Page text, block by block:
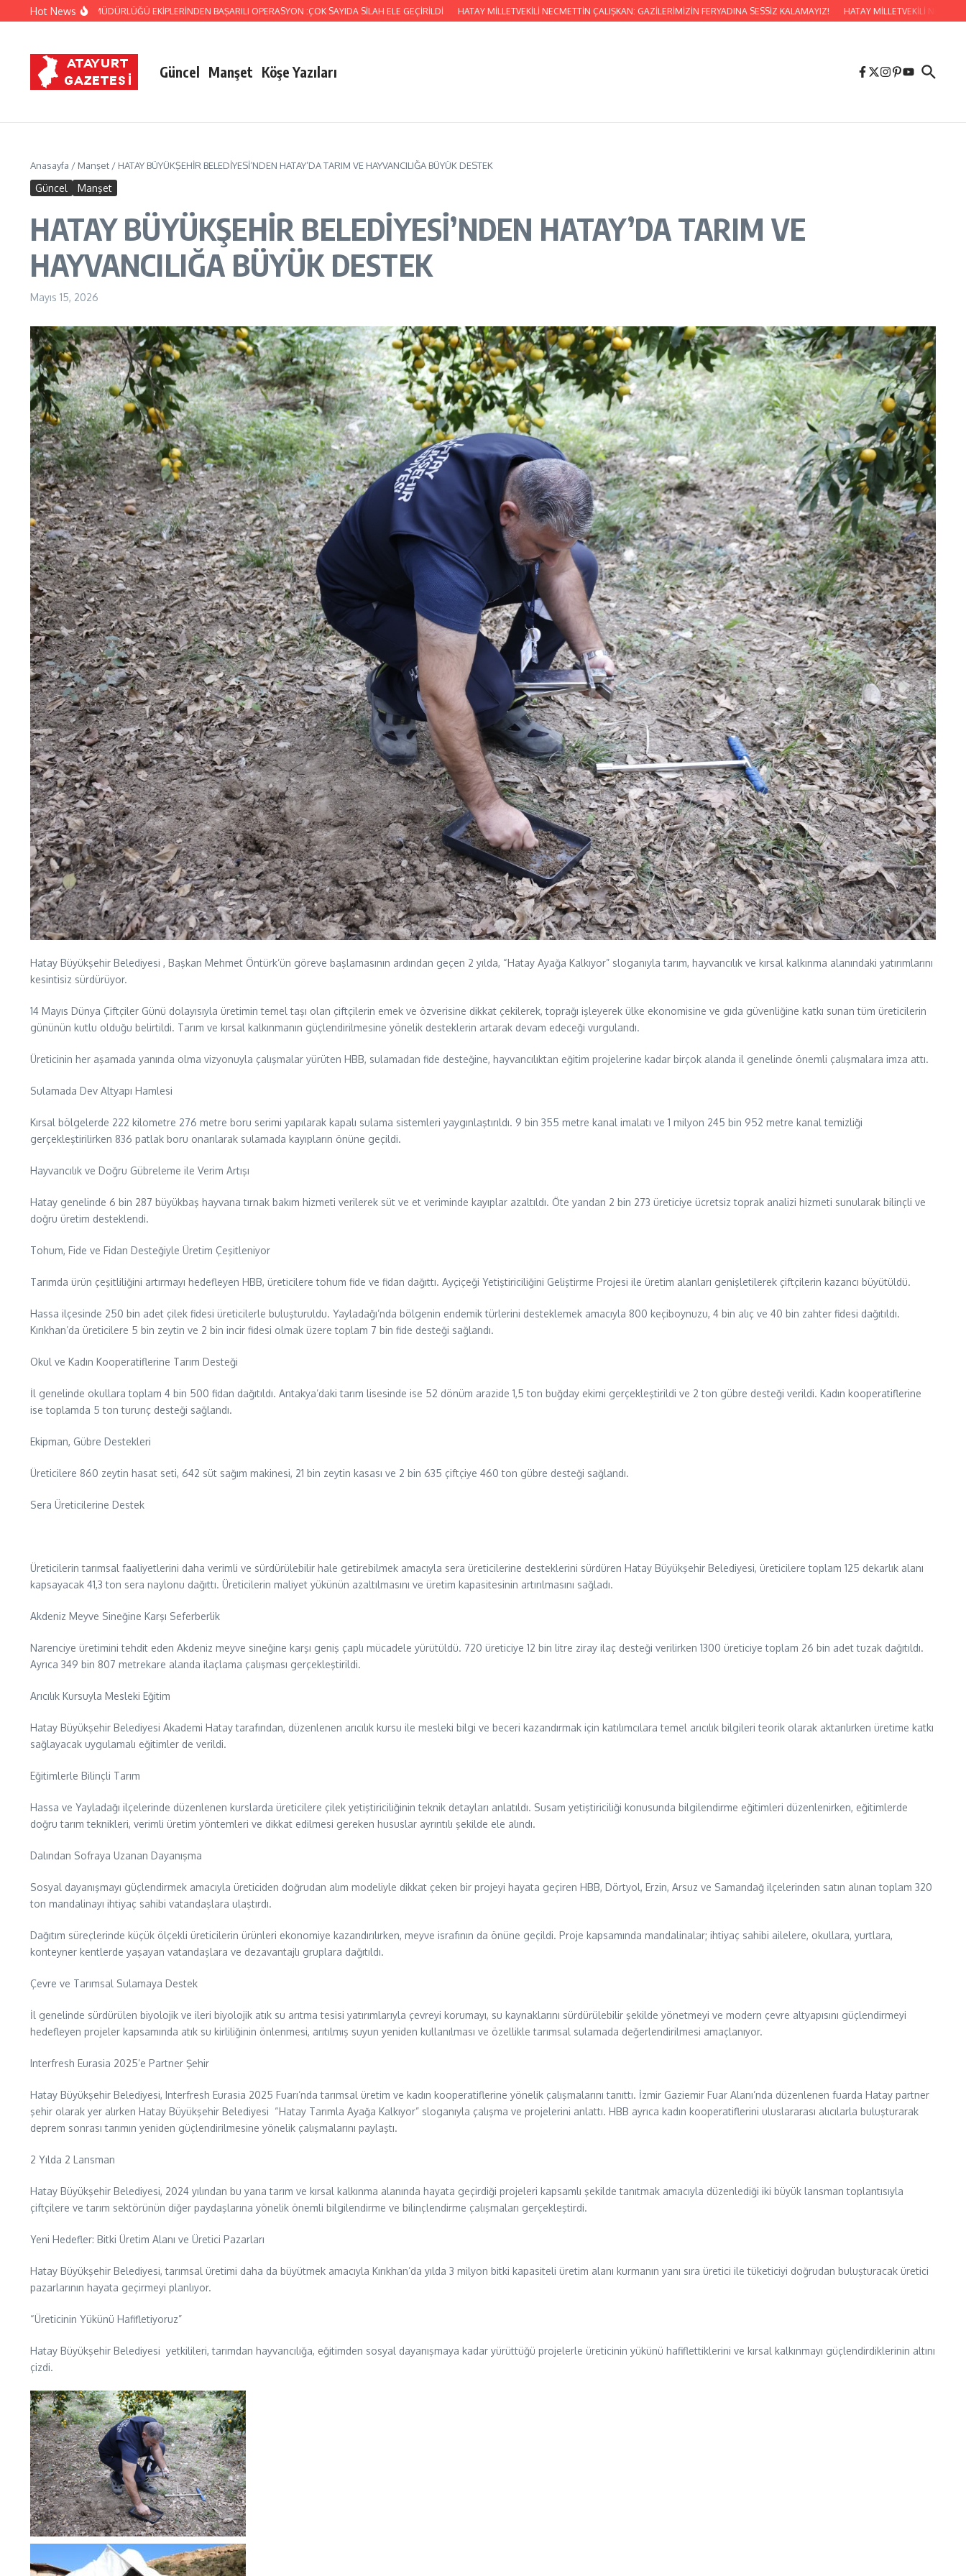
İçeriğe atlaHot News
GÜMRÜK MÜDÜRLÜĞÜ EKİPLERİNDEN BAŞARILI OPERASYON :ÇOK SAYIDA SİLAH ELE GEÇİRİLDİ HATAY MİLLETVEKİLİ NECMETTİN ÇALIŞKAN: GAZİLERİMİZİN FERYADINA SESSİZ KALAMAYIZ! HATAY MİLLETVEKİLİ NERMİN
Güncel Manşet Köşe Yazıları
Anasayfa / Manşet / HATAY BÜYÜKŞEHİR BELEDİYESİ’NDEN HATAY’DA TARIM VE HAYVANCILIĞA BÜYÜK DESTEK
Güncel Manşet
HATAY BÜYÜKŞEHİR BELEDİYESİ’NDEN HATAY’DA TARIM VE
HAYVANCILIĞA BÜYÜK DESTEK
Mayıs 15, 2026
Hatay Büyükşehir Belediyesi , Başkan Mehmet Öntürk’ün göreve başlamasının ardından geçen 2 yılda, “Hatay Ayağa Kalkıyor” sloganıyla tarım, hayvancılık ve kırsal kalkınma alanındaki yatırımlarını
kesintisiz sürdürüyor.
14 Mayıs Dünya Çiftçiler Günü dolayısıyla üretimin temel taşı olan çiftçilerin emek ve özverisine dikkat çekilerek, toprağı işleyerek ülke ekonomisine ve gıda güvenliğine katkı sunan tüm üreticilerin
gününün kutlu olduğu belirtildi. Tarım ve kırsal kalkınmanın güçlendirilmesine yönelik desteklerin artarak devam edeceği vurgulandı.
Üreticinin her aşamada yanında olma vizyonuyla çalışmalar yürüten HBB, sulamadan fide desteğine, hayvancılıktan eğitim projelerine kadar birçok alanda il genelinde önemli çalışmalara imza attı.
Sulamada Dev Altyapı Hamlesi
Kırsal bölgelerde 222 kilometre 276 metre boru serimi yapılarak kapalı sulama sistemleri yaygınlaştırıldı. 9 bin 355 metre kanal imalatı ve 1 milyon 245 bin 952 metre kanal temizliği
gerçekleştirilirken 836 patlak boru onarılarak sulamada kayıpların önüne geçildi.
Hayvancılık ve Doğru Gübreleme ile Verim Artışı
Hatay genelinde 6 bin 287 büyükbaş hayvana tırnak bakım hizmeti verilerek süt ve et veriminde kayıplar azaltıldı. Öte yandan 2 bin 273 üreticiye ücretsiz toprak analizi hizmeti sunularak bilinçli ve
doğru üretim desteklendi.
Tohum, Fide ve Fidan Desteğiyle Üretim Çeşitleniyor
Tarımda ürün çeşitliliğini artırmayı hedefleyen HBB, üreticilere tohum fide ve fidan dağıttı. Ayçiçeği Yetiştiriciliğini Geliştirme Projesi ile üretim alanları genişletilerek çiftçilerin kazancı büyütüldü.
Hassa ilçesinde 250 bin adet çilek fidesi üreticilerle buluşturuldu. Yayladağı’nda bölgenin endemik türlerini desteklemek amacıyla 800 keçiboynuzu, 4 bin alıç ve 40 bin zahter fidesi dağıtıldı.
Kırıkhan’da üreticilere 5 bin zeytin ve 2 bin incir fidesi olmak üzere toplam 7 bin fide desteği sağlandı.
Okul ve Kadın Kooperatiflerine Tarım Desteği
İl genelinde okullara toplam 4 bin 500 fidan dağıtıldı. Antakya’daki tarım lisesinde ise 52 dönüm arazide 1,5 ton buğday ekimi gerçekleştirildi ve 2 ton gübre desteği verildi. Kadın kooperatiflerine
ise toplamda 5 ton turunç desteği sağlandı.
Ekipman, Gübre Destekleri
Üreticilere 860 zeytin hasat seti, 642 süt sağım makinesi, 21 bin zeytin kasası ve 2 bin 635 çiftçiye 460 ton gübre desteği sağlandı.
Sera Üreticilerine Destek
Üreticilerin tarımsal faaliyetlerini daha verimli ve sürdürülebilir hale getirebilmek amacıyla sera üreticilerine desteklerini sürdüren Hatay Büyükşehir Belediyesi, üreticilere toplam 125 dekarlık alanı
kapsayacak 41,3 ton sera naylonu dağıttı. Üreticilerin maliyet yükünün azaltılmasını ve üretim kapasitesinin artırılmasını sağladı.
Akdeniz Meyve Sineğine Karşı Seferberlik
Narenciye üretimini tehdit eden Akdeniz meyve sineğine karşı geniş çaplı mücadele yürütüldü. 720 üreticiye 12 bin litre ziray ilaç desteği verilirken 1300 üreticiye toplam 26 bin adet tuzak dağıtıldı.
Ayrıca 349 bin 807 metrekare alanda ilaçlama çalışması gerçekleştirildi.
Arıcılık Kursuyla Mesleki Eğitim
Hatay Büyükşehir Belediyesi Akademi Hatay tarafından, düzenlenen arıcılık kursu ile mesleki bilgi ve beceri kazandırmak için katılımcılara temel arıcılık bilgileri teorik olarak aktarılırken üretime katkı
sağlayacak uygulamalı eğitimler de verildi.
Eğitimlerle Bilinçli Tarım
Hassa ve Yayladağı ilçelerinde düzenlenen kurslarda üreticilere çilek yetiştiriciliğinin teknik detayları anlatıldı. Susam yetiştiriciliği konusunda bilgilendirme eğitimleri düzenlenirken, eğitimlerde
doğru tarım teknikleri, verimli üretim yöntemleri ve dikkat edilmesi gereken hususlar ayrıntılı şekilde ele alındı.
Dalından Sofraya Uzanan Dayanışma
Sosyal dayanışmayı güçlendirmek amacıyla üreticiden doğrudan alım modeliyle dikkat çeken bir projeyi hayata geçiren HBB, Dörtyol, Erzin, Arsuz ve Samandağ ilçelerinden satın alınan toplam 320
ton mandalinayı ihtiyaç sahibi vatandaşlara ulaştırdı.
Dağıtım süreçlerinde küçük ölçekli üreticilerin ürünleri ekonomiye kazandırılırken, meyve israfının da önüne geçildi. Proje kapsamında mandalinalar; ihtiyaç sahibi ailelere, okullara, yurtlara,
konteyner kentlerde yaşayan vatandaşlara ve dezavantajlı gruplara dağıtıldı.
Çevre ve Tarımsal Sulamaya Destek
İl genelinde sürdürülen biyolojik ve ileri biyolojik atık su arıtma tesisi yatırımlarıyla çevreyi korumayı, su kaynaklarını sürdürülebilir şekilde yönetmeyi ve modern çevre altyapısını güçlendirmeyi
hedefleyen projeler kapsamında atık su kirliliğinin önlenmesi, arıtılmış suyun yeniden kullanılması ve özellikle tarımsal sulamada değerlendirilmesi amaçlanıyor.
Interfresh Eurasia 2025’e Partner Şehir
Hatay Büyükşehir Belediyesi, Interfresh Eurasia 2025 Fuarı’nda tarımsal üretim ve kadın kooperatiflerine yönelik çalışmalarını tanıttı. İzmir Gaziemir Fuar Alanı’nda düzenlenen fuarda Hatay partner
şehir olarak yer alırken Hatay Büyükşehir Belediyesi “Hatay Tarımla Ayağa Kalkıyor” sloganıyla çalışma ve projelerini anlattı. HBB ayrıca kadın kooperatiflerini uluslararası alıcılarla buluşturarak
deprem sonrası tarımın yeniden güçlendirilmesine yönelik çalışmalarını paylaştı.
2 Yılda 2 Lansman
Hatay Büyükşehir Belediyesi, 2024 yılından bu yana tarım ve kırsal kalkınma alanında hayata geçirdiği projeleri kapsamlı şekilde tanıtmak amacıyla düzenlediği iki büyük lansman toplantısıyla
çiftçilere ve tarım sektörünün diğer paydaşlarına yönelik önemli bilgilendirme ve bilinçlendirme çalışmaları gerçekleştirdi.
Yeni Hedefler: Bitki Üretim Alanı ve Üretici Pazarları
Hatay Büyükşehir Belediyesi, tarımsal üretimi daha da büyütmek amacıyla Kırıkhan’da yılda 3 milyon bitki kapasiteli üretim alanı kurmanın yanı sıra üretici ile tüketiciyi doğrudan buluşturacak üretici
pazarlarının hayata geçirmeyi planlıyor.
“Üreticinin Yükünü Hafifletiyoruz”
Hatay Büyükşehir Belediyesi yetkilileri, tarımdan hayvancılığa, eğitimden sosyal dayanışmaya kadar yürüttüğü projelerle üreticinin yükünü hafiflettiklerini ve kırsal kalkınmayı güçlendirdiklerinin altını
çizdi.